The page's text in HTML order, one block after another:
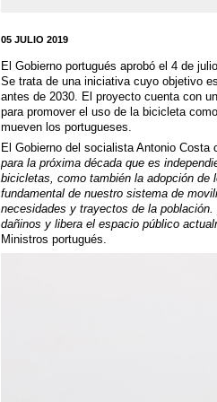
05 JULIO 2019
El Gobierno portugués aprobó el 4 de
Se trata de una iniciativa cuyo objetivo
antes de 2030. El proyecto cuenta con
para promover el uso de la bicicleta
mueven los portugueses.
El Gobierno del socialista Antonio
para la próxima década que es
bicicletas, como también la adopción de
fundamental de nuestro sistema de
necesidades y trayectos de la
dañinos y libera el espacio público
Ministros portugués.